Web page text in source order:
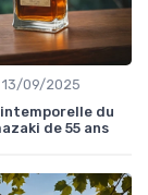
13/09/2025
du
de 55 ans